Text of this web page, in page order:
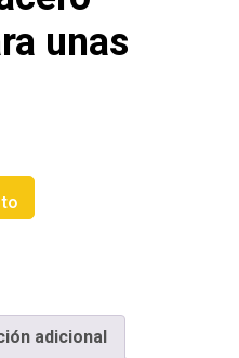
unas
adicional